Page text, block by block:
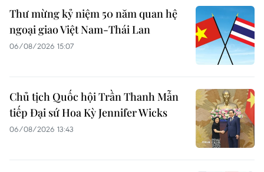
Thư mừng kỷ niệm 50 năm quan hệ
ngoại giao Việt Nam-Thái Lan
06/08/2026 15:07
Chủ tịch Quốc hội Trần Thanh Mẫn
tiếp Đại sứ Hoa Kỳ Jennifer Wicks
06/08/2026 13:43